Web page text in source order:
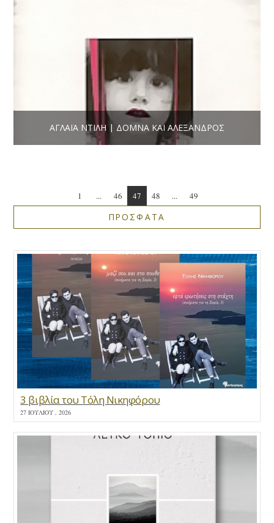
ΑΓΛΑΪ́Α ΝΤΊΛΗ | ΔΌΜΝΑ ΚΑΙ ΑΛΈΞΑΝΔΡΟΣ
1 ... 46 47 48 ... 49
ΠΡΟΣΦΑΤΑ
3 βιβλία του Τόλη Νικηφόρου
27 ΙΟΥΛΊΟΥ , 2026